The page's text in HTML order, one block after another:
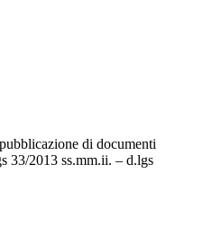
di documenti
33/2013 ss.mm.ii. – d.lgs